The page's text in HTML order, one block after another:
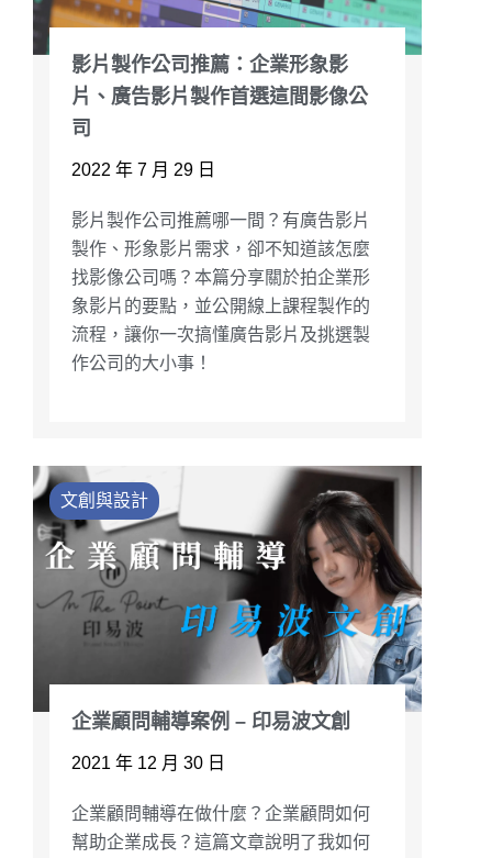
影片製作公司推薦：企業形象影
片、廣告影片製作首選這間影像公
司
2022 年 7 月 29 日
影片製作公司推薦哪一間？有廣告影片
製作、形象影片需求，卻不知道該怎麼
找影像公司嗎？本篇分享關於拍企業形
象影片的要點，並公開線上課程製作的
流程，讓你一次搞懂廣告影片及挑選製
作公司的大小事！
文創與設計
企業顧問輔導案例 – 印易波文創
2021 年 12 月 30 日
企業顧問輔導在做什麼？企業顧問如何
幫助企業成長？這篇文章說明了我如何